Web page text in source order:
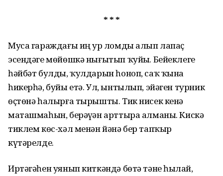
* * *
Муса гараждағы иң ҙур ломды алып лапаҫ
эсендәге мөйөшкә нығытып ҡуйҙы. Бейеклеге
һәйбәт булды, ҡулдарын һоноп, саҡ ҡына
һикерһә, буйы етә. Ул, ынтылып, эйәген турник
өҫтөнә һалырға тырышты. Тик нисек кенә
маташмаһын, берәүҙән арттыра алманы. Кискә
тиклем көс-хәл менән йәнә бер тапҡыр
күтәрелде.
Иртәгәһен уянып киткәндә бөтә тәне һыҙлай,